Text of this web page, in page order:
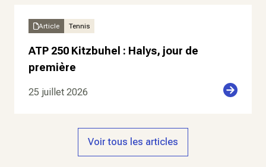
Article Tennis
ATP 250 Kitzbuhel : Halys, jour de
première
25 juillet 2026
Voir tous les articles